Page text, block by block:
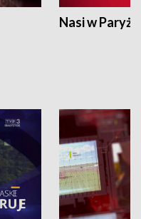
Nasi w Paryżu